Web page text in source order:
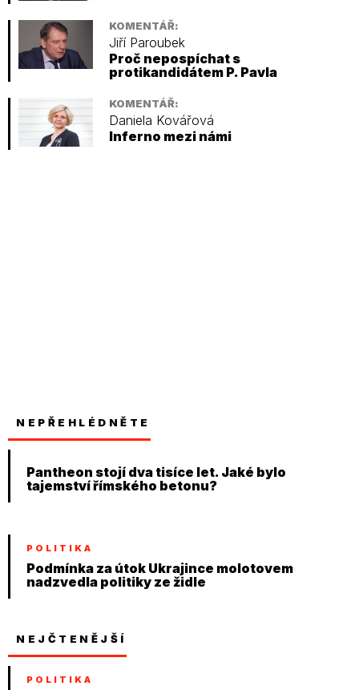
KOMENTÁŘ:
Jiří Paroubek
Proč nepospíchat s
protikandidátem P. Pavla
KOMENTÁŘ:
Daniela Kovářová
Inferno mezi námi
NEPŘEHLÉDNĚTE
Pantheon stojí dva tisíce let. Jaké bylo
tajemství římského betonu?
POLITIKA
Podmínka za útok Ukrajince molotovem
nadzvedla politiky ze židle
NEJČTENĚJŠÍ
POLITIKA